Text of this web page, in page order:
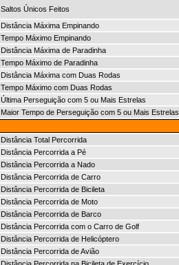
Saltos Únicos Feitos
Distância Máxima Empinando
Tempo Máximo Empinando
Distância Máxima de Paradinha
Tempo Máximo de Paradinha
Distância Máxima com Duas Rodas
Tempo Máximo com Duas Rodas
Última Perseguição com 5 ou Mais Estrelas
Maior Tempo de Perseguição com 5 ou Mais Estrelas
Distância Total Percorrida
Distância Percorrida a Pé
Distância Percorrida a Nado
Distância Percorrida de Carro
Distância Percorrida de Bicileta
Distância Percorrida de Moto
Distância Percorrida de Barco
Distância Percorrida com o Carro de Golf
Distância Percorrida de Helicóptero
Distância Percorrida de Avião